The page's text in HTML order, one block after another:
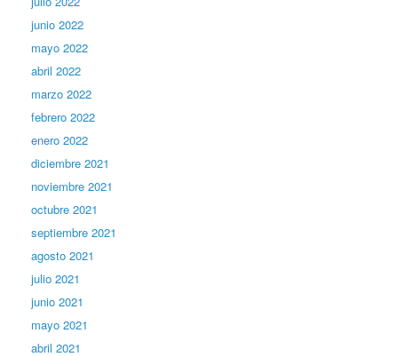
junio 2022
mayo 2022
abril 2022
marzo 2022
febrero 2022
enero 2022
diciembre 2021
noviembre 2021
octubre 2021
septiembre 2021
agosto 2021
julio 2021
junio 2021
mayo 2021
abril 2021